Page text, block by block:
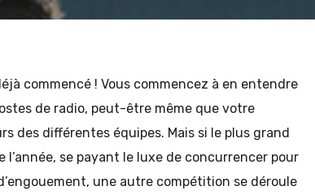
commencé ! Vous commencez à en entendre
de radio, peut-être même que votre
des différentes équipes. Mais si le plus grand
se payant le luxe de concurrencer pour
une autre compétition se déroule